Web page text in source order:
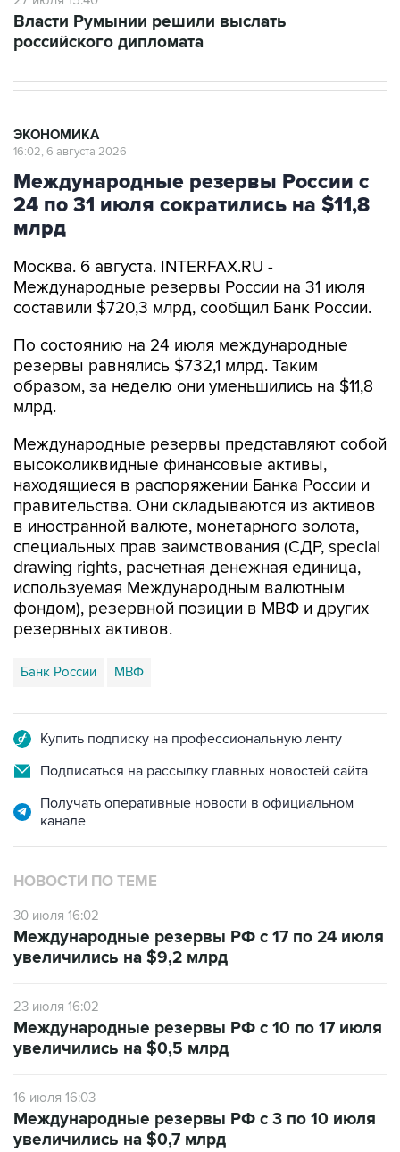
Власти Румынии решили выслать
российского дипломата
ЭКОНОМИКА
16:02, 6 августа 2026
Международные резервы России с
24 по 31 июля сократились на $11,8
млрд
Москва. 6 августа. INTERFAX.RU -
Международные резервы России на 31 июля
составили $720,3 млрд, сообщил Банк России.
По состоянию на 24 июля международные
резервы равнялись $732,1 млрд. Таким
образом, за неделю они уменьшились на $11,8
млрд.
Международные резервы представляют собой
высоколиквидные финансовые активы,
находящиеся в распоряжении Банка России и
правительства. Они складываются из активов
в иностранной валюте, монетарного золота,
специальных прав заимствования (СДР, special
drawing rights, расчетная денежная единица,
используемая Международным валютным
фондом), резервной позиции в МВФ и других
резервных активов.
Банк России МВФ
Купить подписку на профессиональную ленту
Подписаться на рассылку главных новостей сайта
Получать оперативные новости в официальном
канале
НОВОСТИ ПО ТЕМЕ
30 июля 16:02
Международные резервы РФ с 17 по 24 июля
увеличились на $9,2 млрд
23 июля 16:02
Международные резервы РФ с 10 по 17 июля
увеличились на $0,5 млрд
16 июля 16:03
Международные резервы РФ с 3 по 10 июля
увеличились на $0,7 млрд